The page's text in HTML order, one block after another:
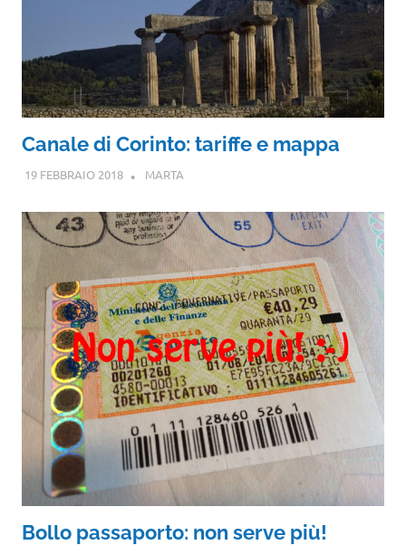
Canale di Corinto: tariffe e mappa
19 FEBBRAIO 2018 MARTA
Bollo passaporto: non serve più!